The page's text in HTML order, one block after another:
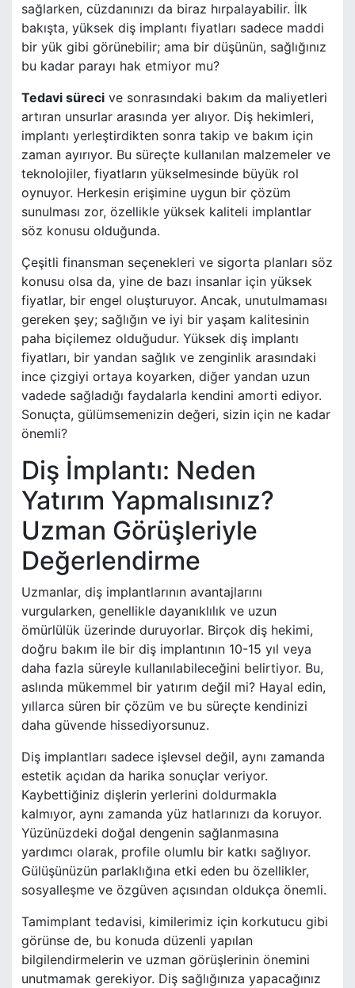
sağlarken, cüzdanınızı da biraz hırpalayabilir. İlk
bakışta, yüksek diş implantı fiyatları sadece maddi
bir yük gibi görünebilir; ama bir düşünün, sağlığınız
bu kadar parayı hak etmiyor mu?
Tedavi süreci ve sonrasındaki bakım da maliyetleri
artıran unsurlar arasında yer alıyor. Diş hekimleri,
implantı yerleştirdikten sonra takip ve bakım için
zaman ayırıyor. Bu süreçte kullanılan malzemeler ve
teknolojiler, fiyatların yükselmesinde büyük rol
oynuyor. Herkesin erişimine uygun bir çözüm
sunulması zor, özellikle yüksek kaliteli implantlar
söz konusu olduğunda.
Çeşitli finansman seçenekleri ve sigorta planları söz
konusu olsa da, yine de bazı insanlar için yüksek
fiyatlar, bir engel oluşturuyor. Ancak, unutulmaması
gereken şey; sağlığın ve iyi bir yaşam kalitesinin
paha biçilemez olduğudur. Yüksek diş implantı
fiyatları, bir yandan sağlık ve zenginlik arasındaki
ince çizgiyi ortaya koyarken, diğer yandan uzun
vadede sağladığı faydalarla kendini amorti ediyor.
Sonuçta, gülümsemenizin değeri, sizin için ne kadar
önemli?
Diş İmplantı: Neden
Yatırım Yapmalısınız?
Uzman Görüşleriyle
Değerlendirme
Uzmanlar, diş implantlarının avantajlarını
vurgularken, genellikle dayanıklılık ve uzun
ömürlülük üzerinde duruyorlar. Birçok diş hekimi,
doğru bakım ile bir diş implantının 10-15 yıl veya
daha fazla süreyle kullanılabileceğini belirtiyor. Bu,
aslında mükemmel bir yatırım değil mi? Hayal edin,
yıllarca süren bir çözüm ve bu süreçte kendinizi
daha güvende hissediyorsunuz.
Diş implantları sadece işlevsel değil, aynı zamanda
estetik açıdan da harika sonuçlar veriyor.
Kaybettiğiniz dişlerin yerlerini doldurmakla
kalmıyor, aynı zamanda yüz hatlarınızı da koruyor.
Yüzünüzdeki doğal dengenin sağlanmasına
yardımcı olarak, profile olumlu bir katkı sağlıyor.
Gülüşünüzün parlaklığına etki eden bu özellikler,
sosyalleşme ve özgüven açısından oldukça önemli.
Tamimplant tedavisi, kimilerimiz için korkutucu gibi
görünse de, bu konuda düzenli yapılan
bilgilendirmelerin ve uzman görüşlerinin önemini
unutmamak gerekiyor. Diş sağlığınıza yapacağınız